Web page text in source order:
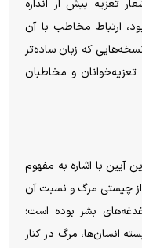
تعزیه بیش از اندازه
ارتباط مخاطب با آن
که زبان ساده‌تر
تعزیه‌خوانان و مخاطبان
آیین با اشاره به مفهوم
چیستی مرگ و نسبت آن
بشر بوده است؛
انسان‌ها، مرگ در کنار